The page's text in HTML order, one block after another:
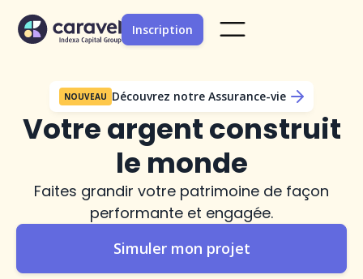
Inscription
NOUVEAU Découvrez notre Assurance-vie
Votre argent construit
le monde
Faites grandir votre patrimoine de façon
performante et engagée.
Simuler mon projet